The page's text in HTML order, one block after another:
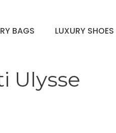
BAGS LUXURY SHOES
Ulysse